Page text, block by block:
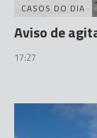
CASOS DO DIA
Aviso de
17:27